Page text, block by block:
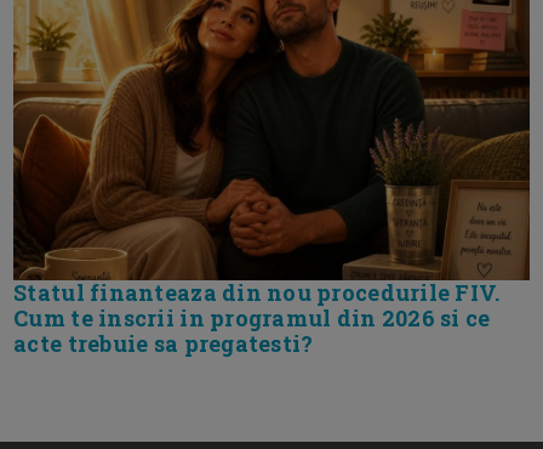
Statul finanteaza din nou procedurile FIV.
Cum te inscrii in programul din 2026 si ce
acte trebuie sa pregatesti?